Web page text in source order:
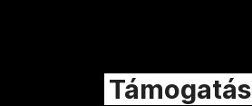
Támogatás